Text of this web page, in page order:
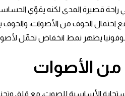
قصيرة المدى لكنه يقوّي
الخوف من الأصوات، والخوف بدوره
يظهر نمط انخفاض تحمّل
الأصوات